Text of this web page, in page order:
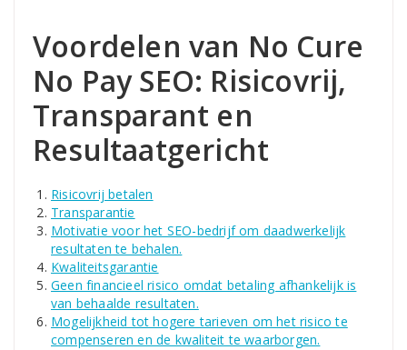
Voordelen van No Cure
No Pay SEO: Risicovrij,
Transparant en
Resultaatgericht
Risicovrij betalen
Transparantie
Motivatie voor het SEO-bedrijf om daadwerkelijk
resultaten te behalen.
Kwaliteitsgarantie
Geen financieel risico omdat betaling afhankelijk is
van behaalde resultaten.
Mogelijkheid tot hogere tarieven om het risico te
compenseren en de kwaliteit te waarborgen.